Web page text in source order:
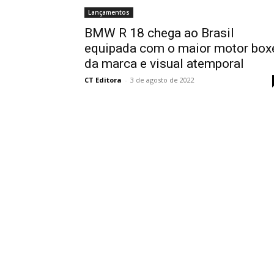
Lançamentos
BMW R 18 chega ao Brasil
equipada com o maior motor
da marca e visual atemporal
CT Editora - 3 de agosto de 2022